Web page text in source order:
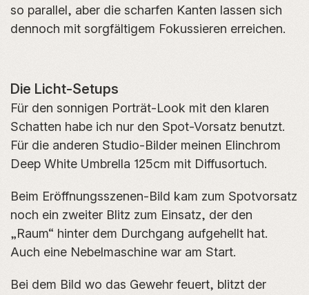
so parallel, aber die scharfen Kanten lassen sich
dennoch mit sorgfältigem Fokussieren erreichen.
Die Licht-Setups
Für den sonnigen Porträt-Look mit den klaren
Schatten habe ich nur den Spot-Vorsatz benutzt.
Für die anderen Studio-Bilder meinen Elinchrom
Deep White Umbrella 125cm mit Diffusortuch.
Beim Eröffnungsszenen-Bild kam zum Spotvorsatz
noch ein zweiter Blitz zum Einsatz, der den
„Raum“ hinter dem Durchgang aufgehellt hat.
Auch eine Nebelmaschine war am Start.
Bei dem Bild wo das Gewehr feuert, blitzt der